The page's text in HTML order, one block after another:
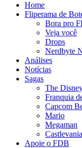
Home
Fliperama de
Bora pro
Veja você
Drops
Nerdbyte
Análises
Notícias
Sagas
The
Franquia
Capcom
Mario
Megaman
Castlevania
Apoie o FDB